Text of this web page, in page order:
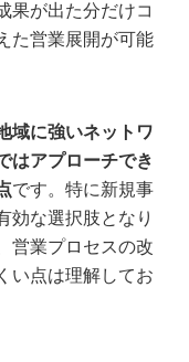
果が出た分だけコ
た営業展開が可能
域に強いネットワ
はアプローチでき
です。特に新規事
効な選択肢となり
営業プロセスの改
い点は理解してお